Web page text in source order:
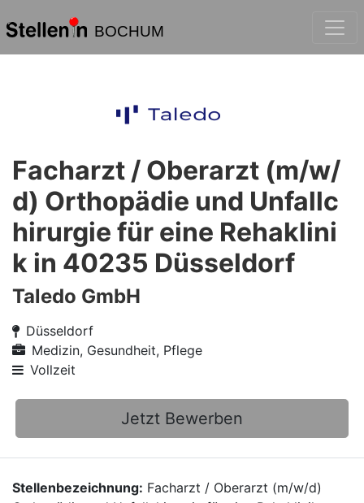
BOCHUM
Facharzt / Oberarzt (m/w/
d) Orthopädie und Unfallc
hirurgie für eine Rehaklini
k in 40235 Düsseldorf
Taledo GmbH
Düsseldorf
Medizin, Gesundheit, Pflege
Vollzeit
Jetzt Bewerben
Stellenbezeichnung: Facharzt / Oberarzt (m/w/d)